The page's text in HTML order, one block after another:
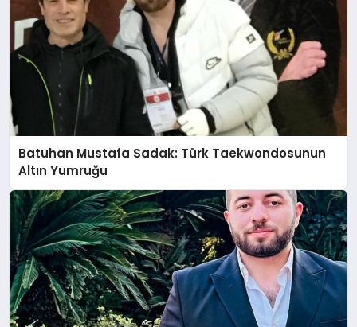
Batuhan Mustafa Sadak: Türk Taekwondosunun
Altın Yumruğu